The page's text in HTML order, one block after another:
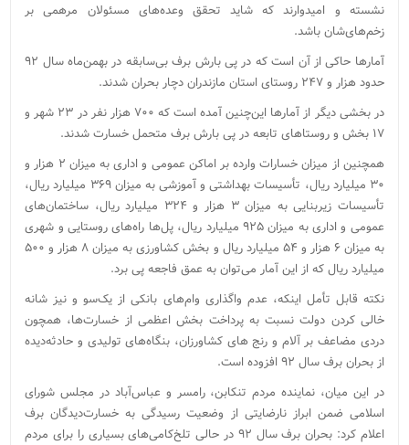
نشسته و امیدوارند که شاید تحقق وعده‌های مسئولان مرهمی بر
زخم‌های‌شان باشد.
آمارها حاکی از آن است که در پی بارش برف بی‌سابقه در بهمن‌ماه سال ۹۲
حدود هزار و ۲۴۷ روستای استان مازندران دچار بحران شدند.
در بخشی دیگر از آمارها این‌چنین آمده است که ۷۰۰ هزار نفر در ۲۳ شهر و
۱۷ بخش و روستاهای تابعه در پی بارش برف متحمل خسارت شدند.
همچنین از میزان خسارات وارده بر اماکن عمومی و اداری به میزان ۲ هزار و
۳۰ میلیارد ریال، تأسیسات بهداشتی و آموزشی به میزان ۳۶۹ میلیارد ریال،
تأسیسات زیربنایی به میزان ۳ هزار و ۳۲۴ میلیارد ریال، ساختمان‌های
عمومی و اداری به میزان ۹۲۵ میلیارد ریال، پل‌ها راه‌های روستایی و شهری
به میزان ۶ هزار و ۵۴ میلیارد ریال و بخش کشاورزی به میزان ۸ هزار و ۵۰۰
میلیارد ریال که از این آمار می‌توان به عمق فاجعه پی برد.
نکته قابل‌ تأمل اینکه، عدم واگذاری وام‌های بانکی از یک‌سو و نیز شانه
خالی کردن دولت نسبت به پرداخت بخش اعظمی از خسارت‌ها، همچون
دردی مضاعف بر آلام و رنج های کشاورزان، بنگاه‌های تولیدی و حادثه‌دیده
از بحران برف سال ۹۲ افزوده است.
در این میان، نماینده مردم تنکابن، رامسر و عباس‌آباد در مجلس شورای
اسلامی ضمن ابراز نارضایتی از وضعیت رسیدگی به خسارت‌دیدگان برف
اعلام کرد: بحران برف سال ۹۲ در حالی تلخ‌کامی‌های بسیاری را برای مردم